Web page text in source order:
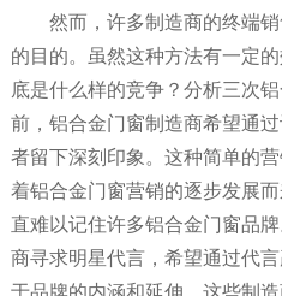
然而，许多制造商的终端
的目的。虽然这种方法有一定
底是什么样的竞争？分析三次
前，铝合金门窗制造商希望通
者留下深刻印象。这种简单的
着铝合金门窗营销的逐步发展
直难以记住许多铝合金门窗品
商寻求明星代言，希望通过代
于品牌的内涵和延伸，这些制造